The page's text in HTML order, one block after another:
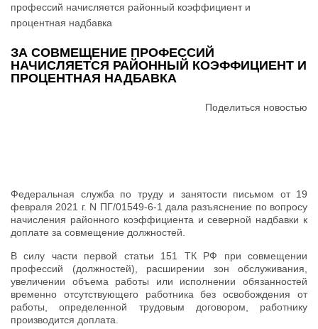
профессий начисляется районный коэффициент и
процентная надбавка
ЗА СОВМЕЩЕНИЕ ПРОФЕССИЙ
НАЧИСЛЯЕТСЯ РАЙОННЫЙ КОЭФФИЦИЕНТ И
ПРОЦЕНТНАЯ НАДБАВКА
Поделиться новостью
Федеральная служба по труду и занятости письмом от 19
февраля 2021 г. N ПГ/01549-6-1 дала разъяснение по вопросу
начисления районного коэффициента и северной надбавки к
доплате за совмещение должностей.
В силу части первой статьи 151 ТК РФ при совмещении
профессий (должностей), расширении зон обслуживания,
увеличении объема работы или исполнении обязанностей
временно отсутствующего работника без освобождения от
работы, определенной трудовым договором, работнику
производится доплата.